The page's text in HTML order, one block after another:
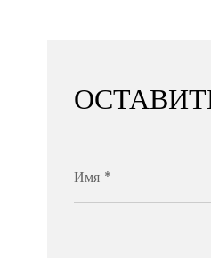
Имя *